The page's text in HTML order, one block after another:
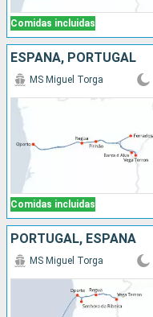
Comidas incluidas
ESPAÑA, PORTUGAL
Comidas incluidas
MS Miguel Torga
PORTUGAL, ESPAÑA
MS Miguel Torga